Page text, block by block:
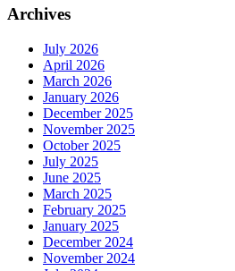
Archives
July 2026
April 2026
March 2026
January 2026
December 2025
November 2025
October 2025
July 2025
June 2025
March 2025
February 2025
January 2025
December 2024
November 2024